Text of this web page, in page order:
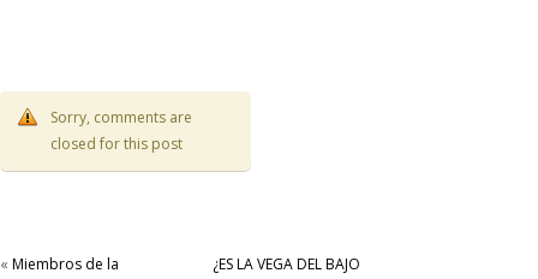
Sorry, comments are
closed for this post
« Miembros de la ¿ES LA VEGA DEL BAJO